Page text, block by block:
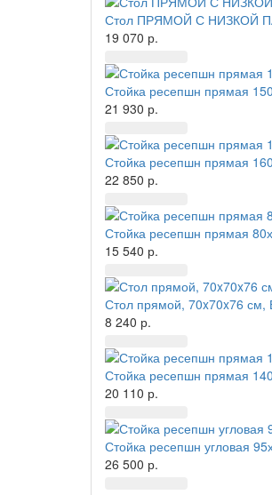
Стол ПРЯМОЙ С НИЗКОЙ
19 070 р.
Стойка ресепшн прямая
21 930 р.
Стойка ресепшн прямая
22 850 р.
Стойка ресепшн прямая
15 540 р.
Стол прямой, 70x70x76
8 240 р.
Стойка ресепшн прямая
20 110 р.
Стойка ресепшн угловая
26 500 р.